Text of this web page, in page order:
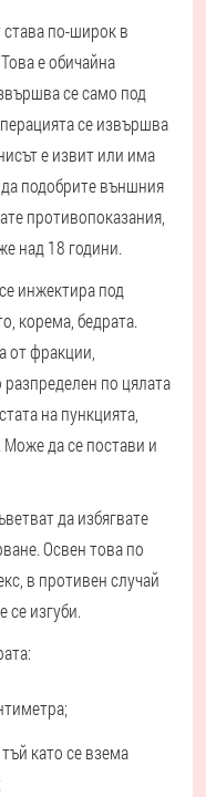
по-широк в
е обичайна
се само под
се извършва
е извит или има
подобрите външния
противопоказания,
над 18 години.
инжектира под
корема, бедрата.
от фракции,
по цялата
на пункцията,
Може да се постави и
да избягвате
Освен това по
в противен случай
се изгуби.
като се взема